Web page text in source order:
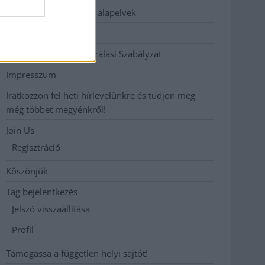
Etikai és függetlenségi alapelvek
Hozzászólási és Moderálási Szabályzat
Impresszum
Iratkozzon fel heti hírlevelünkre és tudjon meg
még többet megyénkről!
Join Us
Regisztráció
Köszönjük
Tag bejelentkezés
Jelszó visszaállítása
Profil
Támogassa a független helyi sajtót!